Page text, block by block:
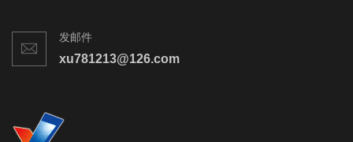
发邮件
xu781213@126.com